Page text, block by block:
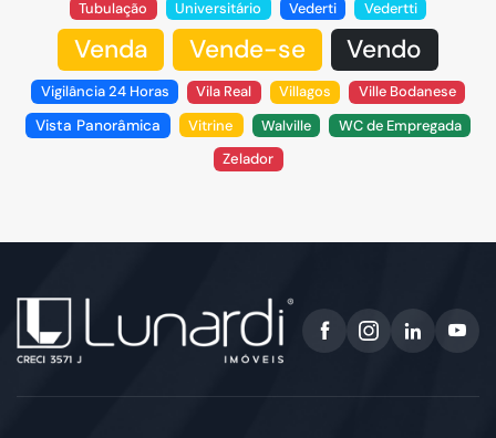
Tubulação
Universitário Vederti Vedertti
Venda Vende-se Vendo
Vigilância 24 Horas Vila Real Villagos Ville Bodanese
Vista Panorâmica Vitrine Walville
WC de Empregada
Zelador